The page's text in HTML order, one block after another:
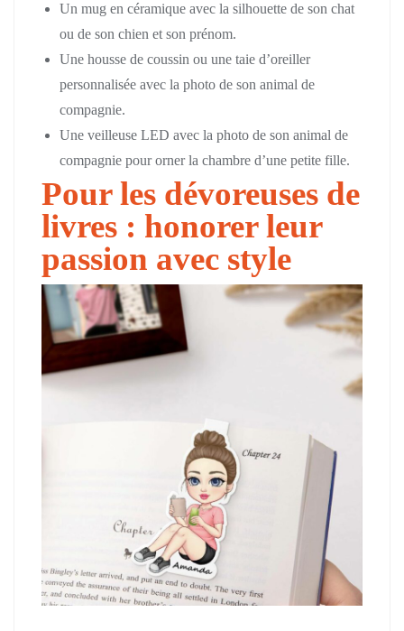
Un mug en céramique avec la silhouette de son chat
ou de son chien et son prénom.
Une housse de coussin ou une taie d’oreiller
personnalisée avec la photo de son animal de
compagnie.
Une veilleuse LED avec la photo de son animal de
compagnie pour orner la chambre d’une petite fille.
Pour les dévoreuses de
livres : honorer leur
passion avec style